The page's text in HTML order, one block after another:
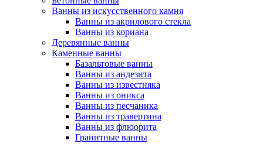
Ванны из искусственного камня
Ванны из акрилового стекла
Ванны из кориана
Деревянные ванны
Каменные ванны
Базальтовые ванны
Ванны из андезита
Ванны из известняка
Ванны из оникса
Ванны из песчаника
Ванны из травертина
Ванны из флюорита
Гранитные ванны